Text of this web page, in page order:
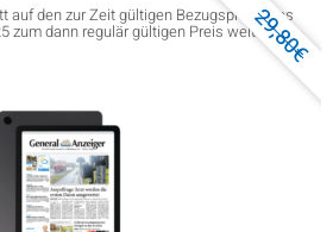
29,80€
auf den zur Zeit gültigen Bezugspreis. Das
zum dann regulär gültigen Preis weiter.